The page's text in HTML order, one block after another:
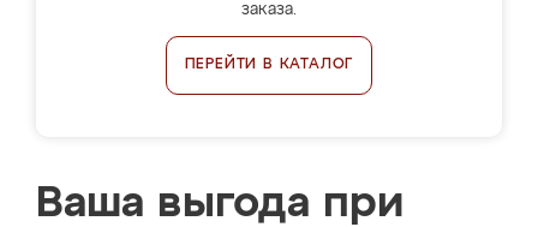
заказа.
ПЕРЕЙТИ В КАТАЛОГ
Ваша выгода при